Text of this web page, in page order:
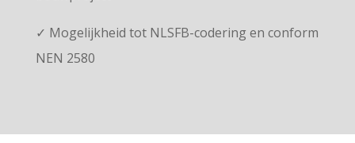
✓ Mogelijkheid tot NLSFB-codering en conform
NEN 2580